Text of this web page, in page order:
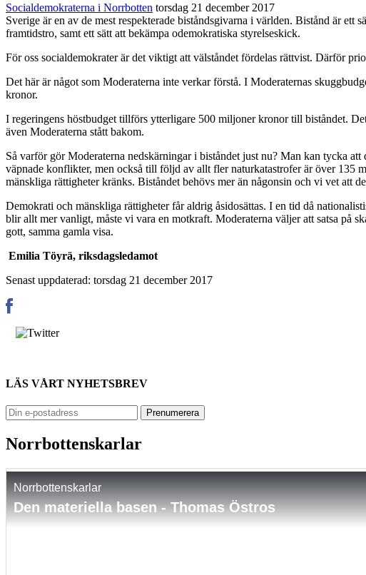
Socialdemokraterna i Norrbotten torsdag 21 december 2017
Sverige är en av de mest respekterade biståndsgivarna i världen. Bistånd är
framtidstro, samt ett sätt att bekämpa odemokratiska styrelseskick.
För oss socialdemokrater är det viktigt att välståndet fördelas rättvist. Därför
Det här är något som Moderaterna inte verkar förstå. I Moderaternas
kronor.
I regeringens höstbudget tillförs ytterligare 500 miljoner kronor till biståndet.
även Moderaterna stått bakom.
Så varför gör Moderaterna nedskärningar i biståndet just nu? Man kan tycka
väpnade konflikter, men också till följd av allt fler naturkatastrofer är över 135
mänskliga rättigheter kränks. Biståndet behövs mer än någonsin och vi vet att
Demokrati och mänskliga rättigheter får aldrig åsidosättas. I en tid då
blir allt mer vanligt, måste vi vara en motkraft. Moderaterna väljer att satsa på
gott, samma gamla visa.
Emilia Töyrä, riksdagsledamot
Senast uppdaterad: torsdag 21 december 2017
LÄS VÅRT NYHETSBREV
Norrbottenskarlar